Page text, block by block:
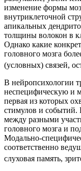
изменение формы
внутриклеточной
апикальных
толщины волокон в
Однако какие
головного мозга
(условных) связей,
В нейропсихологии
неспецифическую и
первая из которых
стимулов и событий.
между разными
головного мозга и
Модально-
соответственно
слуховая память,